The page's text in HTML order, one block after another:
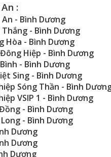
:
- Bình Dương
- Bình Dương
Hòa - Bình Dương
Hiệp - Bình Dương
- Bình Dương
Sing - Bình Dương
Sóng Thần - Bình
VSIP 1 - Bình Dương
- Bình Dương
- Bình Dương
Dương
Dương
Dương